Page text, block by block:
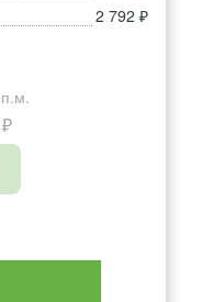
2 792 ₽
п.м.
₽